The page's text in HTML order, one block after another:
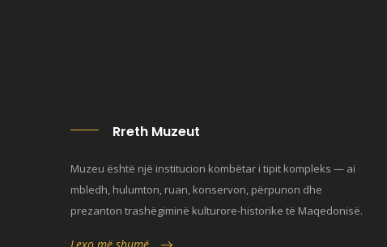
Rreth Muzeut
Muzeu është një institucion kombëtar i tipit kompleks — ai
mbledh, hulumton, ruan, konservon, përpunon dhe
prezanton trashëgiminë kulturore-historike të Maqedonisë.
Lexo më shumë